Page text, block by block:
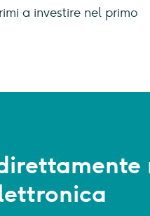
a investire nel primo